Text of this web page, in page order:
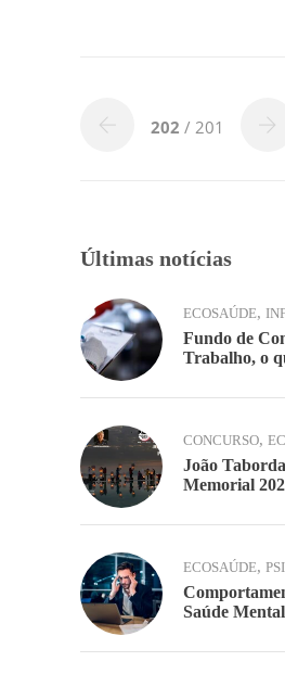
n p
202 / 201
Últimas notícias
ECOSAÚDE,
Fundo de
Trabalho, o
CONCURSO,
João
Memorial
ECOSAÚDE,
Saúde Mental